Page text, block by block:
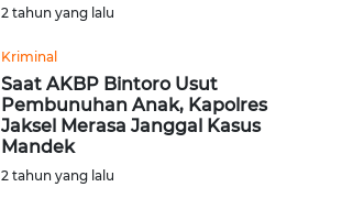
2 tahun yang lalu
Kriminal
Saat AKBP Bintoro Usut
Pembunuhan Anak, Kapolres
Jaksel Merasa Janggal Kasus
Mandek
2 tahun yang lalu